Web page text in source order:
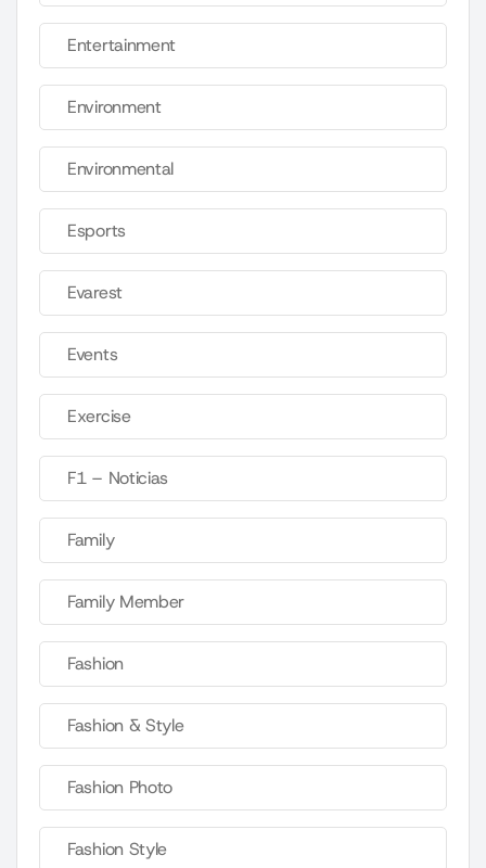
Entertainment
Environment
Environmental
Esports
Evarest
Events
Exercise
F1 – Noticias
Family
Family Member
Fashion
Fashion & Style
Fashion Photo
Fashion Style